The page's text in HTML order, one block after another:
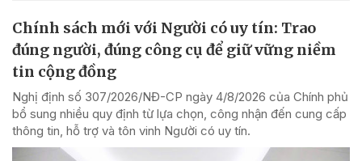
Chính sách mới với Người có uy tín: Trao
đúng người, đúng công cụ để giữ vững niềm
tin cộng đồng
Nghị định số 307/2026/NĐ-CP ngày 4/8/2026 của Chính phủ
bổ sung nhiều quy định từ lựa chọn, công nhận đến cung cấp
thông tin, hỗ trợ và tôn vinh Người có uy tín.